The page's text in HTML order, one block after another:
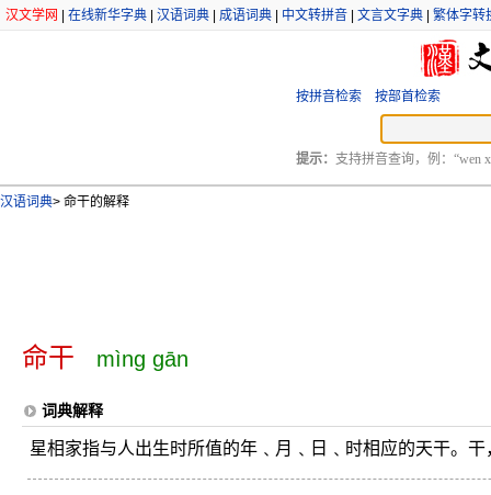
汉文学网 在线新华字典 汉语词典 成语词典 中文转拼音 文言文字典 繁体字转
按拼音检索 按部首检索
提示： 支持拼音查询，例：“wen
汉语词典> 命干的解释
命干 mìng gān
词典解释
星相家指与人出生时所值的年﹑月﹑日﹑时相应的天干。干